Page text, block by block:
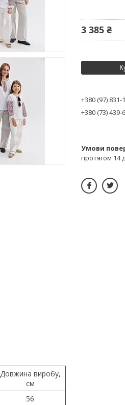
Довжина виробу,
см
56
3 385 ₴
+380 (97) 831-
+380 (73) 439-
протягом 14